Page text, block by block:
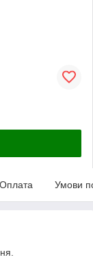
Оплата Умови